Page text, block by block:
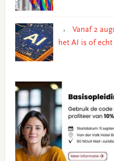
Vanaf 2
het AI is of echt